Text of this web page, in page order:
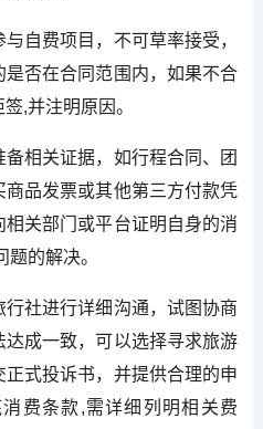
自费项目，不可草率接受，
否在合同范围内，如果不合
,并注明原因。
相关证据，如行程合同、团
商品发票或其他第三方付款凭
关部门或平台证明自身的消
的解决。
社进行详细沟通，试图协商
成一致，可以选择寻求旅游
式投诉书，并提供合理的申
费条款,需详细列明相关费